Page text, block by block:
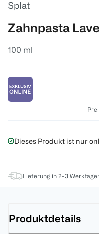
Splat
Zahnpasta
100 ml
Dieses Produkt ist nur
Lieferung in 2-3
Produktdetails